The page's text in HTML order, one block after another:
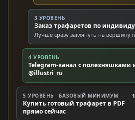
3 УРОВЕНЬ
Заказ трафаретов по
Лучше сразу заглянуть на вершину
4 УРОВЕНЬ
Telegram-канал с
@illustri_ru
5 УРОВЕНЬ · БАЗОВЫЙ МИНИМУМ
Купить готовый трафарет в PDF
прямо сейчас